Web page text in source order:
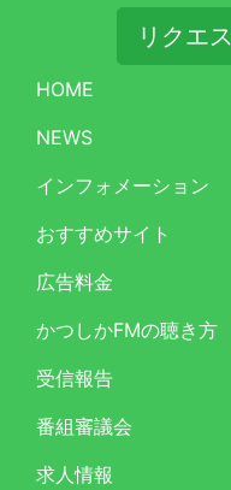
リクエ
HOME
NEWS
インフォメーション
おすすめサイト
広告料金
かつしかFMの聴き方
受信報告
番組審議会
求人情報